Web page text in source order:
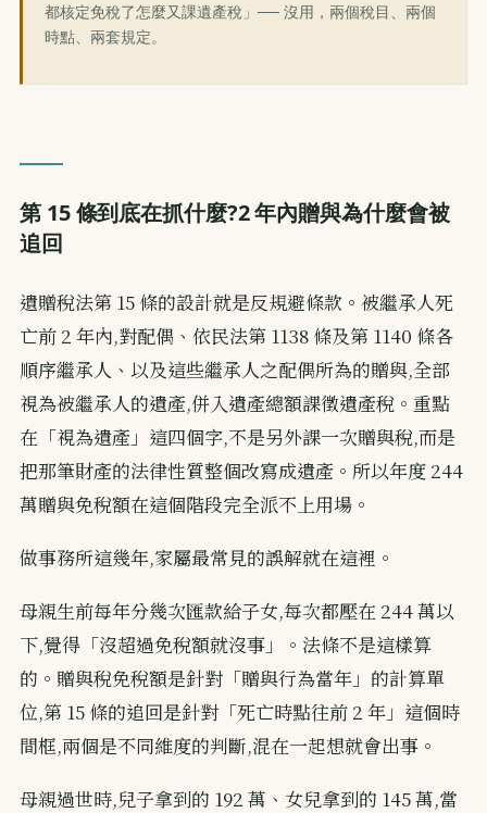
都核定免稅了怎麼又課遺產稅」── 沒用，兩個稅目、兩個
時點、兩套規定。
第 15 條到底在抓什麼?2 年內贈與為什麼會被
追回
遺贈稅法第 15 條的設計就是反規避條款。被繼承人死
亡前 2 年內,對配偶、依民法第 1138 條及第 1140 條各
順序繼承人、以及這些繼承人之配偶所為的贈與,全部
視為被繼承人的遺產,併入遺產總額課徵遺產稅。重點
在「視為遺產」這四個字,不是另外課一次贈與稅,而是
把那筆財產的法律性質整個改寫成遺產。所以年度 244
萬贈與免稅額在這個階段完全派不上用場。
做事務所這幾年,家屬最常見的誤解就在這裡。
母親生前每年分幾次匯款給子女,每次都壓在 244 萬以
下,覺得「沒超過免稅額就沒事」。法條不是這樣算
的。贈與稅免稅額是針對「贈與行為當年」的計算單
位,第 15 條的追回是針對「死亡時點往前 2 年」這個時
間框,兩個是不同維度的判斷,混在一起想就會出事。
母親過世時,兒子拿到的 192 萬、女兒拿到的 145 萬,當